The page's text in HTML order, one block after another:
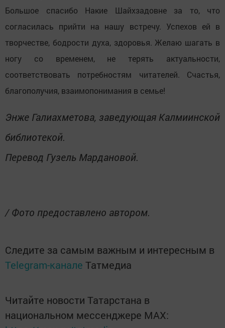
Большое спасибо Накие Шайхзадовне за то, что
согласилась прийти на нашу встречу. Успехов ей в
творчестве, бодрости духа, здоровья. Желаю шагать в
ногу со временем, не терять актуальности,
соответствовать потребностям читателей. Счастья,
благополучия, взаимопонимания в семье!
Энже Галиахметова, заведующая Калмиинской
библиотекой.
Перевод Гузель Мардановой.
/ Фото предоставлено автором.
Следите за самым важным и интересным в
Telegram-канале Татмедиа
Читайте новости Татарстана в
национальном мессенджере MАХ: